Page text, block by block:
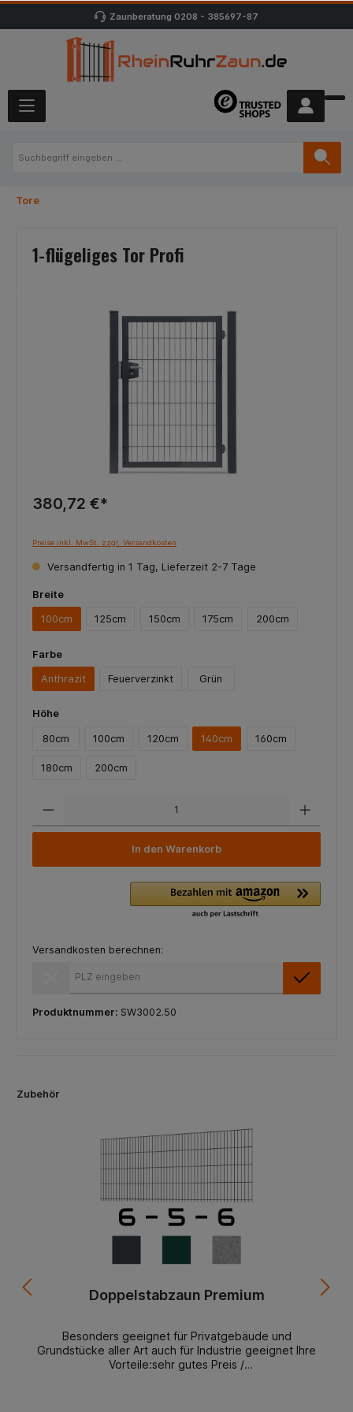
Zaunberatung 0208 - 385697-87
Tore
1-flügeliges Tor Profi
380,72 €*
Preise inkl. MwSt. zzgl. Versandkosten
Versandfertig in 1 Tag, Lieferzeit 2-7 Tage
Breite
100cm 125cm 150cm 175cm 200cm
Farbe
Anthrazit Feuerverzinkt Grün
Höhe
80cm 100cm 120cm 140cm 160cm
180cm 200cm
In den Warenkorb
Versandkosten berechnen:
Produktnummer: SW3002.50
Zubehör
Doppelstabzaun Premium
Besonders geeignet für Privatgebäude und
Grundstücke aller Art auch für Industrie geeignet Ihre
Vorteile:sehr gutes Preis /